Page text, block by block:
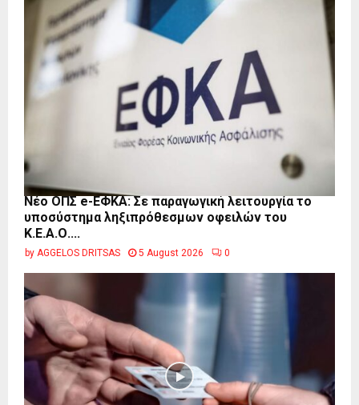
Νέο ΟΠΣ e-ΕΦΚΑ: Σε παραγωγική λειτουργία το
υποσύστημα ληξιπρόθεσμων οφειλών του
Κ.Ε.Α.Ο....
by AGGELOS DRITSAS 5 August 2026 0